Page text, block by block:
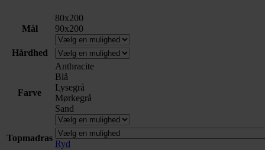
Mål
80x200
90x200
Hårdhed
Farve
Anthracite
Blå
Lysegrå
Mørkegrå
Sand
Topmadras
Ryd